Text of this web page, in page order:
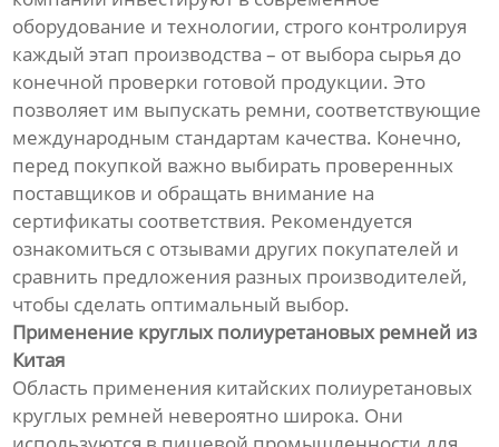
оборудование и технологии, строго контролируя
каждый этап производства – от выбора сырья до
конечной проверки готовой продукции. Это
позволяет им выпускать ремни, соответствующие
международным стандартам качества. Конечно,
перед покупкой важно выбирать проверенных
поставщиков и обращать внимание на
сертификаты соответствия. Рекомендуется
ознакомиться с отзывами других покупателей и
сравнить предложения разных производителей,
чтобы сделать оптимальный выбор.
Применение круглых полиуретановых ремней из
Китая
Область применения китайских полиуретановых
круглых ремней невероятно широка. Они